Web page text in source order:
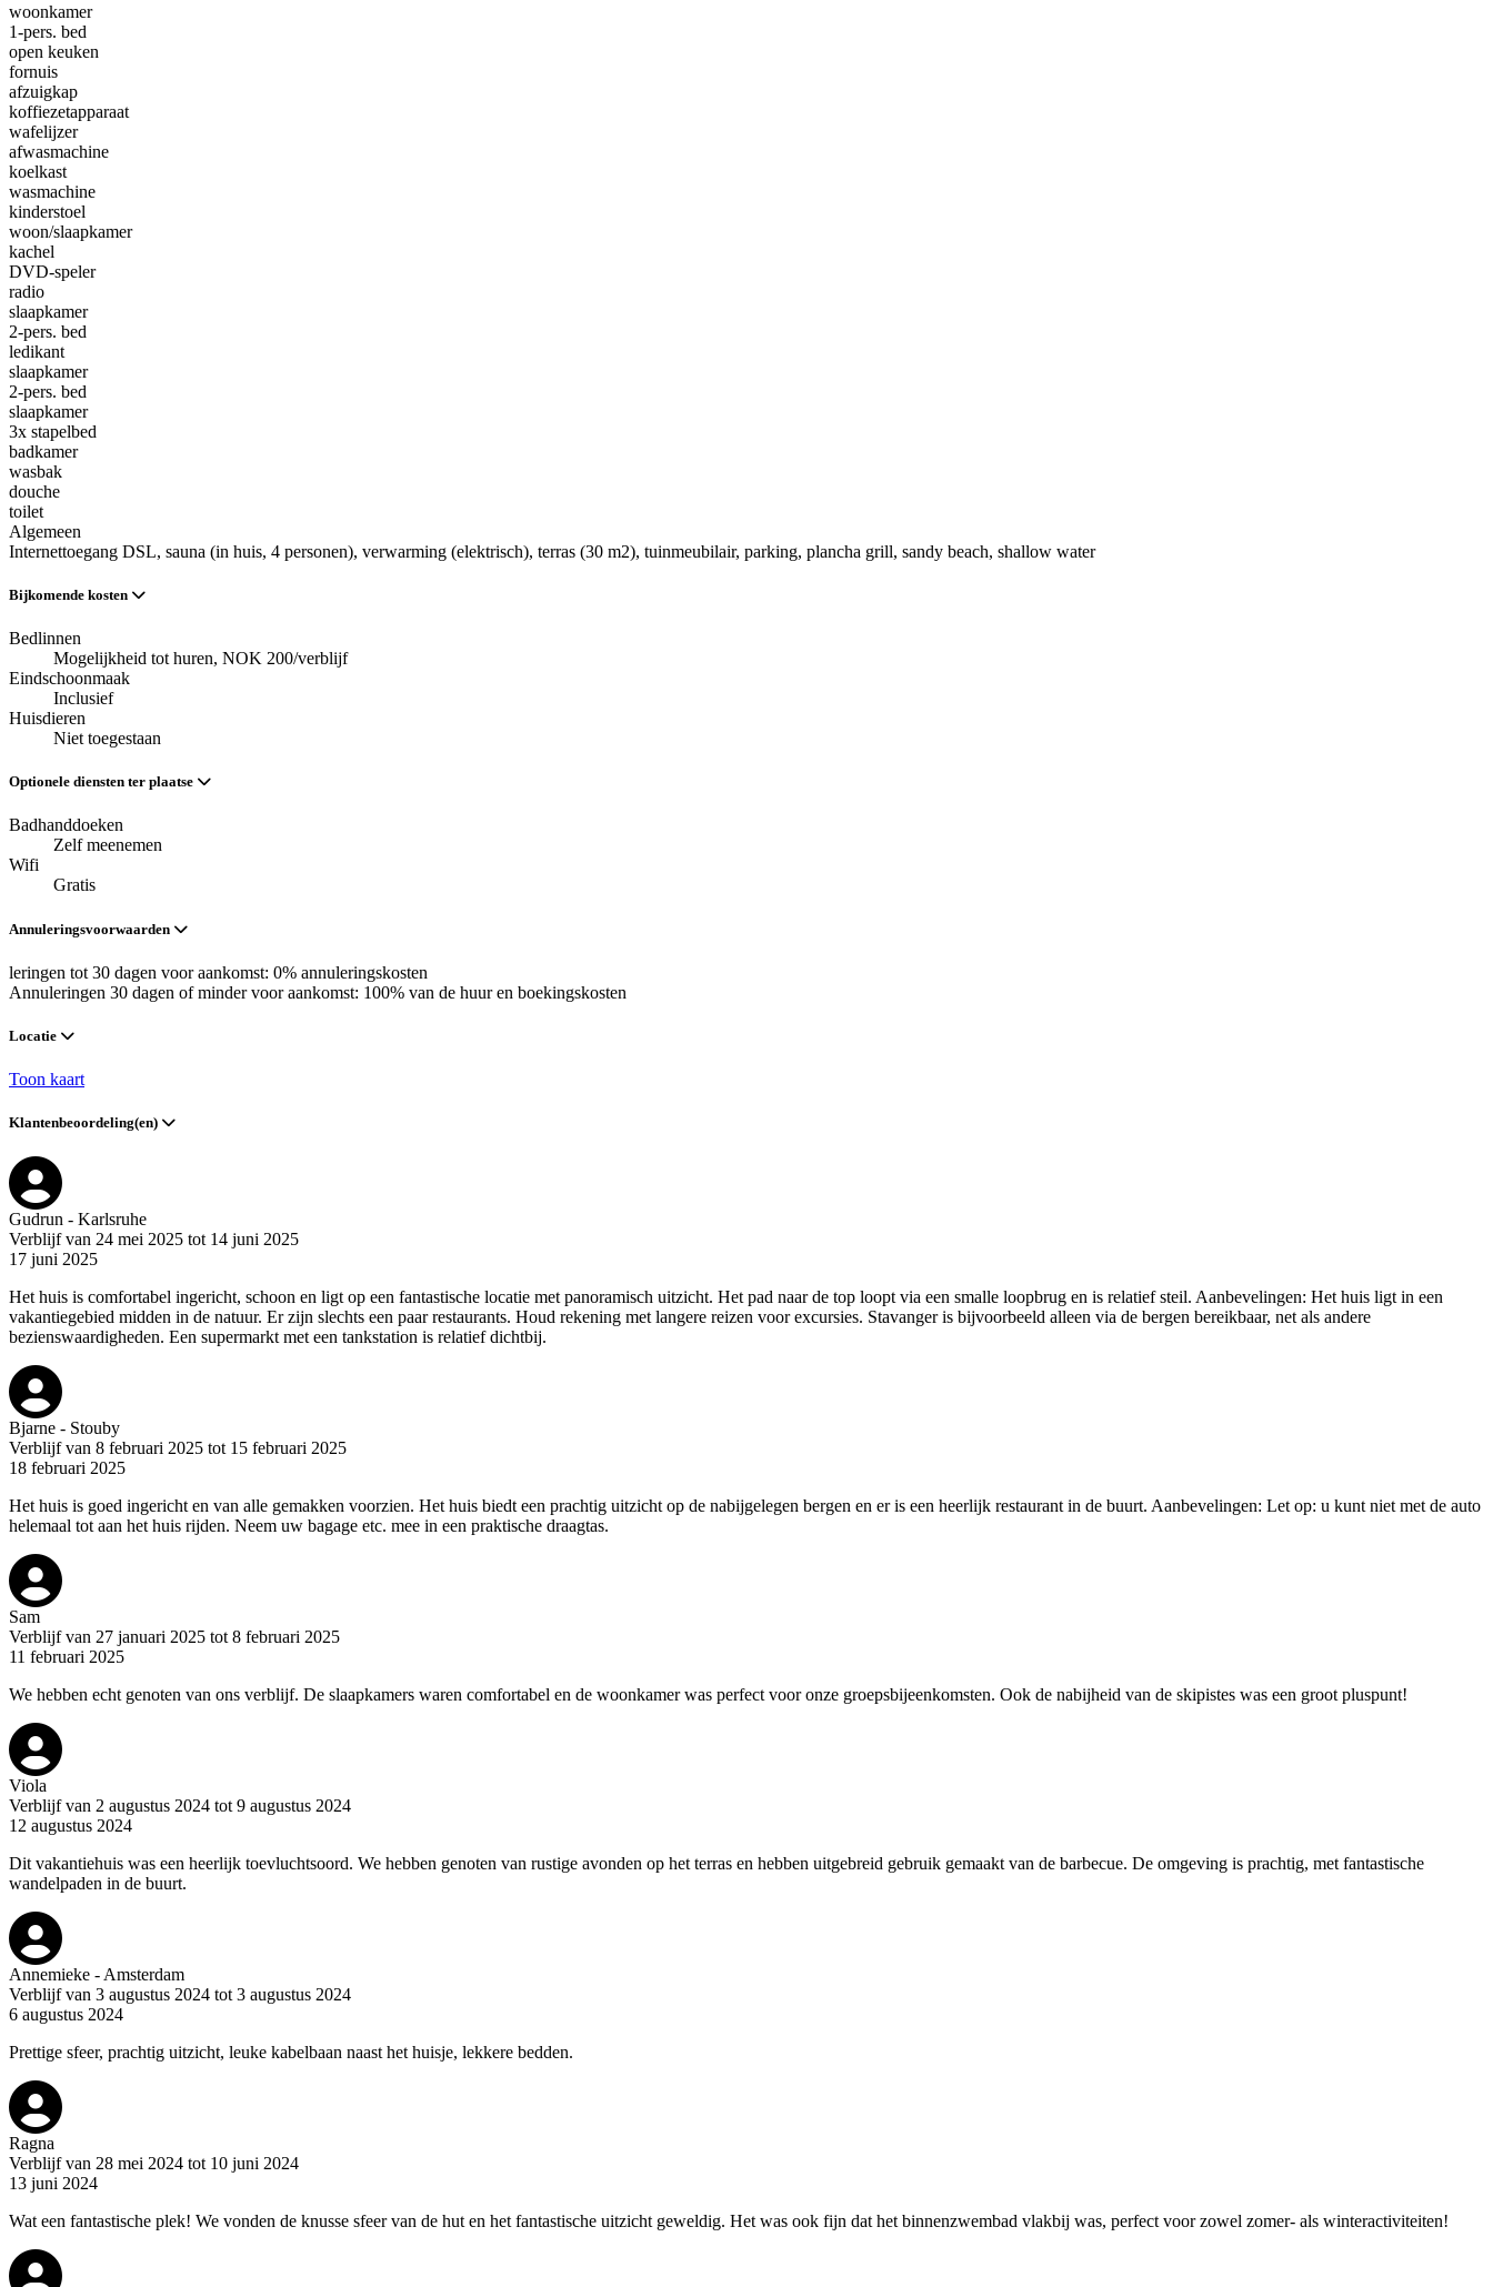
woonkamer
1-pers. bed
open keuken
fornuis
afzuigkap
koffiezetapparaat
wafelijzer
afwasmachine
koelkast
wasmachine
kinderstoel
woon/slaapkamer
kachel
DVD-speler
radio
slaapkamer
2-pers. bed
ledikant
slaapkamer
2-pers. bed
slaapkamer
3x stapelbed
badkamer
wasbak
douche
toilet
Algemeen
Internettoegang DSL, sauna (in huis, 4 personen), verwarming (elektrisch), terras (30 m2), tuinmeubilair, parking, plancha grill, sandy beach, shallow water
Bijkomende kosten
Bedlinnen
Mogelijkheid tot huren, NOK 200/verblijf
Eindschoonmaak
Inclusief
Huisdieren
Niet toegestaan
Optionele diensten ter plaatse
Badhanddoeken
Zelf meenemen
Wifi
Gratis
Annuleringsvoorwaarden
leringen tot 30 dagen voor aankomst: 0% annuleringskosten
Annuleringen 30 dagen of minder voor aankomst: 100% van de huur en boekingskosten
Locatie
Toon kaart
Klantenbeoordeling(en)
Gudrun - Karlsruhe
Verblijf van 24 mei 2025 tot 14 juni 2025
17 juni 2025
Het huis is comfortabel ingericht, schoon en ligt op een fantastische locatie met panoramisch uitzicht. Het pad naar de top loopt via een smalle loopbrug en is relatief steil. Aanbevelingen: Het huis ligt in een
vakantiegebied midden in de natuur. Er zijn slechts een paar restaurants. Houd rekening met langere reizen voor excursies. Stavanger is bijvoorbeeld alleen via de bergen bereikbaar, net als andere
bezienswaardigheden. Een supermarkt met een tankstation is relatief dichtbij.
Bjarne - Stouby
Verblijf van 8 februari 2025 tot 15 februari 2025
18 februari 2025
Het huis is goed ingericht en van alle gemakken voorzien. Het huis biedt een prachtig uitzicht op de nabijgelegen bergen en er is een heerlijk restaurant in de buurt. Aanbevelingen: Let op: u kunt niet met de auto
helemaal tot aan het huis rijden. Neem uw bagage etc. mee in een praktische draagtas.
Sam
Verblijf van 27 januari 2025 tot 8 februari 2025
11 februari 2025
We hebben echt genoten van ons verblijf. De slaapkamers waren comfortabel en de woonkamer was perfect voor onze groepsbijeenkomsten. Ook de nabijheid van de skipistes was een groot pluspunt!
Viola
Verblijf van 2 augustus 2024 tot 9 augustus 2024
12 augustus 2024
Dit vakantiehuis was een heerlijk toevluchtsoord. We hebben genoten van rustige avonden op het terras en hebben uitgebreid gebruik gemaakt van de barbecue. De omgeving is prachtig, met fantastische
wandelpaden in de buurt.
Annemieke - Amsterdam
Verblijf van 3 augustus 2024 tot 3 augustus 2024
6 augustus 2024
Prettige sfeer, prachtig uitzicht, leuke kabelbaan naast het huisje, lekkere bedden.
Ragna
Verblijf van 28 mei 2024 tot 10 juni 2024
13 juni 2024
Wat een fantastische plek! We vonden de knusse sfeer van de hut en het fantastische uitzicht geweldig. Het was ook fijn dat het binnenzwembad vlakbij was, perfect voor zowel zomer- als winteractiviteiten!